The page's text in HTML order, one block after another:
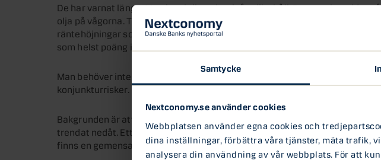
Samtycke
Nextconomy.se använder cookies
Webbplatsen använder egna cookies och
dina inställningar, förbättra våra tjänster, mäta trafik,
analysera din användning av vår webbplats. För att
De har varnat länge. Men i praktiken dragit åt olika håll. Den ena har eldat
olja på vågorna. Tills nu. När Ingves har blicken på sin boll, det vill säga
räntehöjningar som gäller. Thedéen med blicken på sin boll, det vill säga
som helst poäng i att kompensera hushållen med lättare amorteringskrav.
Man behöver inte vara Einstein för att förstå att en sättning på
konjunkturrisker. Men det är också en genuin valutarisk.
Bakgrunden är att samtidigt som bostadspriserna under många år trendat
trendat nedåt. Ett nonsenssamband utan kausalitet? Ryggmärgsreflexen
finns en gemensam nämnare: fallande räntor – och ett lågt inflationstryck.